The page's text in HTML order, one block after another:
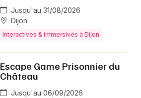
Jusqu'au 31/08/2026
Dijon
Interactives & immersives à Dijon
Escape Game Prisonnier du
Château
Jusqu'au 06/09/2026